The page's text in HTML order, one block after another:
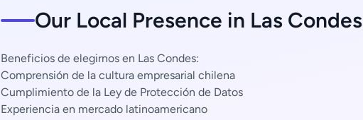
Our Local Presence in Las Condes
Beneficios de elegirnos en Las Condes:
Comprensión de la cultura empresarial chilena
Cumplimiento de la Ley de Protección de Datos
Experiencia en mercado latinoamericano